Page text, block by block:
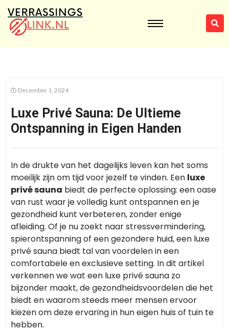
December 1, 2024
Luxe Privé Sauna: De Ultieme
Ontspanning in Eigen Handen
In de drukte van het dagelijks leven kan het soms
moeilijk zijn om tijd voor jezelf te vinden. Een luxe
privé sauna biedt de perfecte oplossing: een oase
van rust waar je volledig kunt ontspannen en je
gezondheid kunt verbeteren, zonder enige
afleiding. Of je nu zoekt naar stressvermindering,
spierontspanning of een gezondere huid, een luxe
privé sauna biedt tal van voordelen in een
comfortabele en exclusieve setting. In dit artikel
verkennen we wat een luxe privé sauna zo
bijzonder maakt, de gezondheidsvoordelen die het
biedt en waarom steeds meer mensen ervoor
kiezen om deze ervaring in hun eigen huis of tuin te
hebben.